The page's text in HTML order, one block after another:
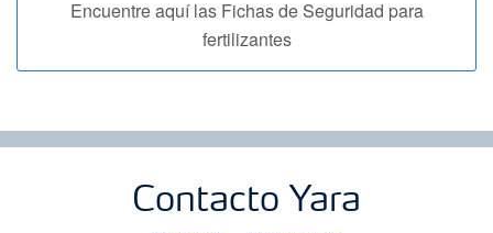
Encuentre aquí las Fichas de Seguridad para
fertilizantes
Contacto Yara